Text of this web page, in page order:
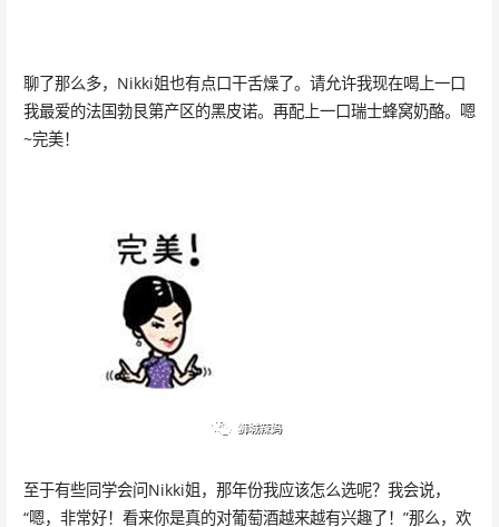
聊了那么多，Nikki姐也有点口干舌燥了。请允许我现在喝上一口
我最爱的法国勃艮第产区的黑皮诺。再配上一口瑞士蜂窝奶酪。嗯
~完美！
至于有些同学会问Nikki姐，那年份我应该怎么选呢？我会说，
“嗯，非常好！看来你是真的对葡萄酒越来越有兴趣了！”那么，欢